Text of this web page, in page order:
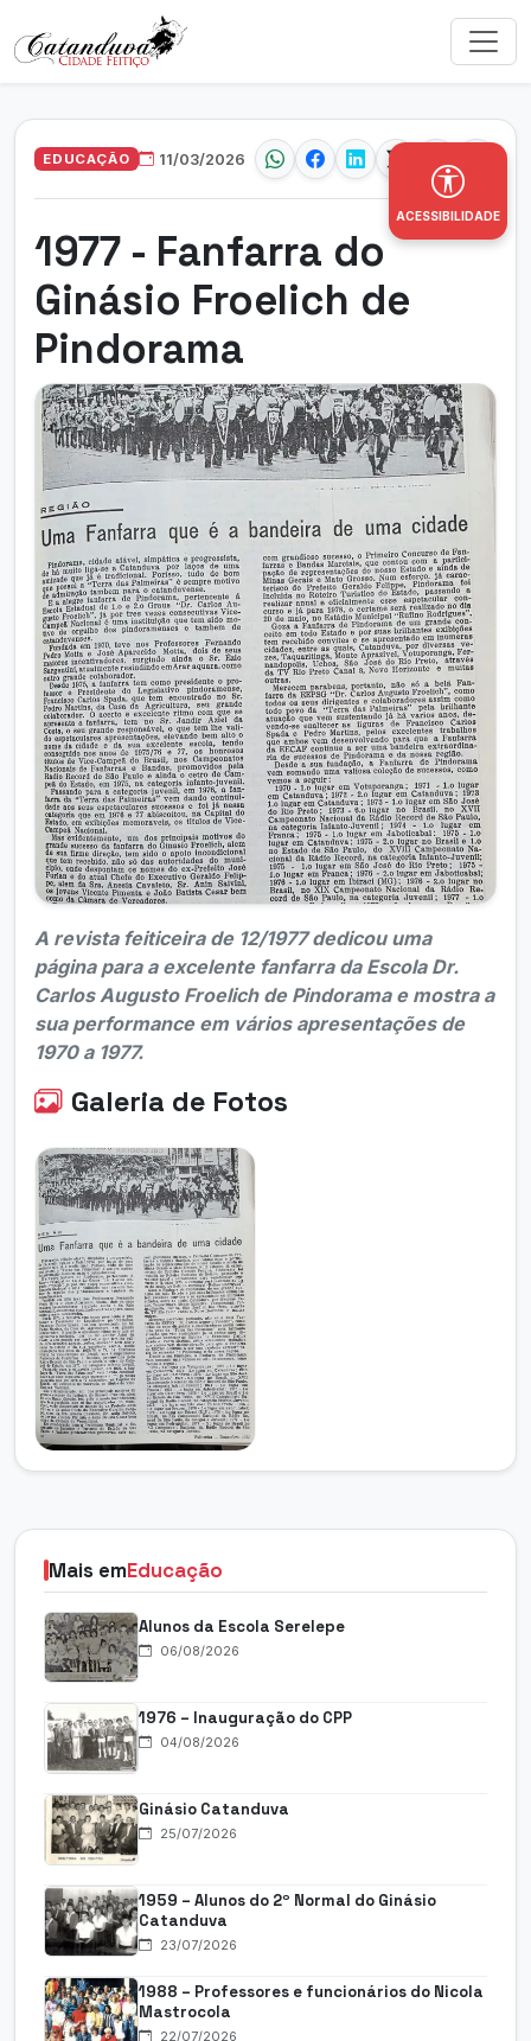
EDUCAÇÃO 11/03/2026
1977 - Fanfarra do
Ginásio Froelich de
Pindorama
A revista feiticeira de 12/1977 dedicou uma
página para a excelente fanfarra da Escola Dr.
Carlos Augusto Froelich de Pindorama e mostra a
sua performance em vários apresentações de
1970 a 1977.
Galeria de Fotos
Mais emEducação
Alunos da Escola Serelepe
06/08/2026
1976 – Inauguração do CPP
04/08/2026
Ginásio Catanduva
25/07/2026
1959 – Alunos do 2º Normal do Ginásio
Catanduva
23/07/2026
1988 – Professores e funcionários do Nicola
Mastrocola
22/07/2026
ACESSIBILIDADE